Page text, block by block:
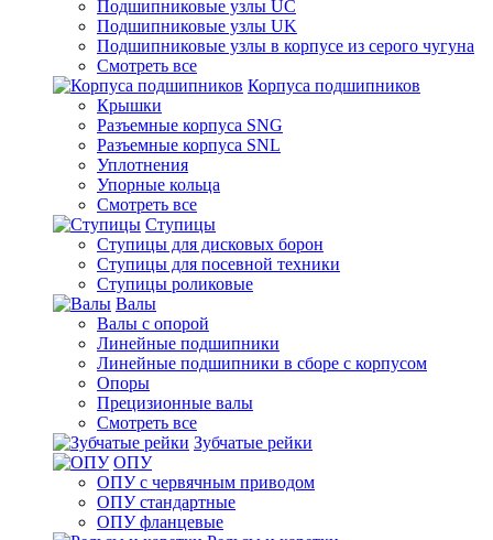
Подшипниковые узлы UC
Подшипниковые узлы UK
Подшипниковые узлы в корпусе из серого чугуна
Смотреть все
Корпуса подшипников
Крышки
Разъемные корпуса SNG
Разъемные корпуса SNL
Уплотнения
Упорные кольца
Смотреть все
Ступицы
Ступицы для дисковых борон
Ступицы для посевной техники
Ступицы роликовые
Валы
Валы с опорой
Линейные подшипники
Линейные подшипники в сборе с корпусом
Опоры
Прецизионные валы
Смотреть все
Зубчатые рейки
ОПУ
ОПУ с червячным приводом
ОПУ стандартные
ОПУ фланцевые